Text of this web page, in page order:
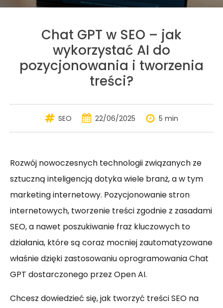
Chat GPT w SEO – jak
wykorzystać AI do
pozycjonowania i tworzenia
treści?
SEO 22/06/2025 5 min
Rozwój nowoczesnych technologii związanych ze
sztuczną inteligencją dotyka wiele branż, a w tym
marketing internetowy. Pozycjonowanie stron
internetowych, tworzenie treści zgodnie z zasadami
SEO, a nawet poszukiwanie fraz kluczowych to
działania, które są coraz mocniej zautomatyzowane
właśnie dzięki zastosowaniu oprogramowania Chat
GPT dostarczonego przez Open AI.
Chcesz dowiedzieć się, jak tworzyć treści SEO na